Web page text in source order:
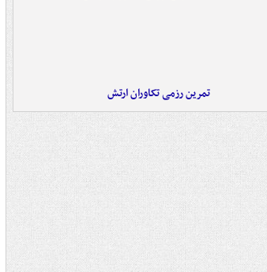
تمرین رزمی تکاوران ارتش